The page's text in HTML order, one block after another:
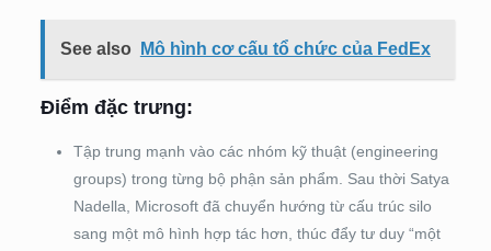
See also Mô hình cơ cấu tổ chức của FedEx
Điểm đặc trưng:
Tập trung mạnh vào các nhóm kỹ thuật (engineering
groups) trong từng bộ phận sản phẩm. Sau thời Satya
Nadella, Microsoft đã chuyển hướng từ cấu trúc silo
sang một mô hình hợp tác hơn, thúc đẩy tư duy “một